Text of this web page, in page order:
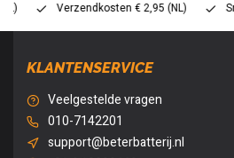
Verzendkosten € 2,95 (NL)
KLANTENSERVICE
Veelgestelde vragen
010-7142201
support@beterbatterij.nl